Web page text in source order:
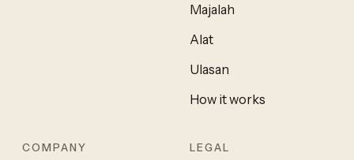
Majalah
Alat
Ulasan
How it works
COMPANY LEGAL